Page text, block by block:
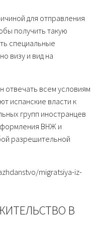
для отправления
получить такую
специальные
визу и вид на
отвечать всем условиям
испанские власти к
групп иностранцев
ВНЖ и
разрешительной
migratsiya-iz-
В